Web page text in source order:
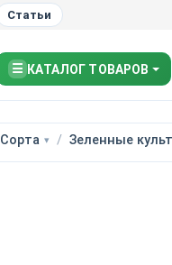
Статьи
☰ КАТАЛОГ ТОВАРОВ
Сорта Зеленные